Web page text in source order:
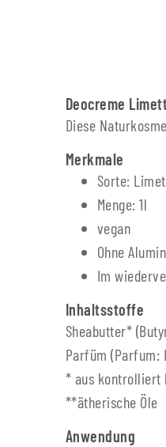
Deocreme
Diese
Merkmale
Sorte:
Menge: 1l
vegan
Ohne
Im
Inhaltsstoffe
Sheabutter*
Parfüm (Parfum:
* aus kontrolliert
**ätherische Öle
Anwendung